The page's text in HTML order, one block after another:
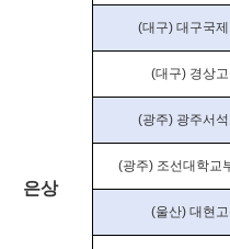
은상
(대구) 대구국
(대구) 경상
(광주) 광주서
(광주) 조선대학교
(울산) 대현